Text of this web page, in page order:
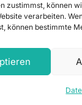
zustimmst, können
verarbeiten.
können bestimmte